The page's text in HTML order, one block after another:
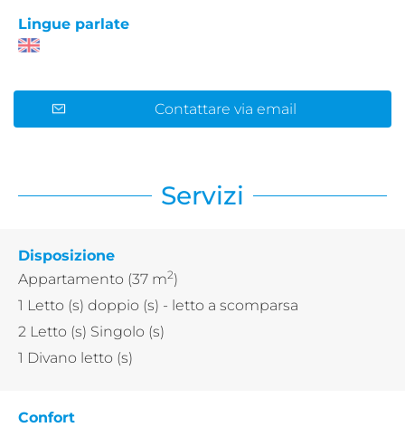
Lingue parlate
Contattare via email
Servizi
Disposizione
Appartamento (37 m2)
1 Letto (s) doppio (s) - letto a scomparsa
2 Letto (s) Singolo (s)
1 Divano letto (s)
Confort